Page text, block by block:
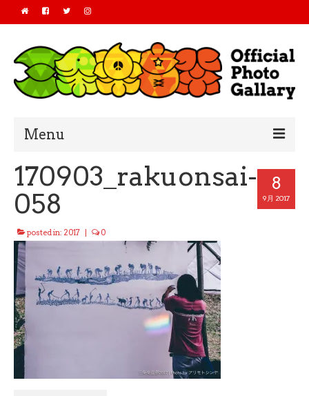
Menu
Home
2019
2018
2016
8
9月 2017
170903_rakuonsai-
058
posted in: 2017 0